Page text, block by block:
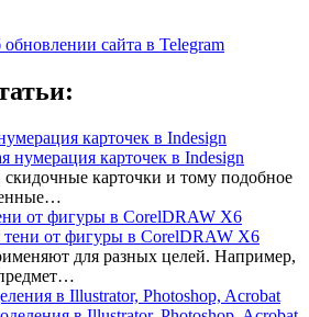
обновлении сайта в Telegram
карточек в Indesign
карточки и тому подобное
от фигуры в CorelDRAW X6
для разных целей. Например,
в Illustrator, Photoshop, Acrobat